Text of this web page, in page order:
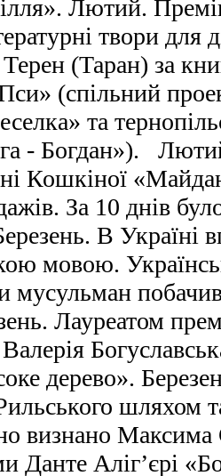
Лютий.
твори для
(Таран) за
(спільний
та
- Богдан»).
Кошкіної
За 10 днів
В Україні
мовою.
мусульман
Лауреатом
дерево».
шляхом
визнано Максима
Данте Аліг’єрі